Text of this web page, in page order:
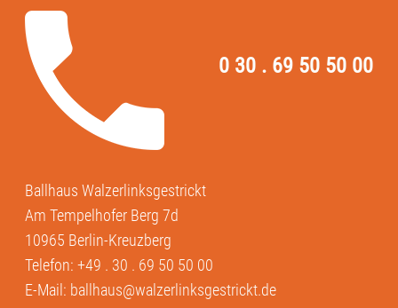
0 30 . 69 50 50 00
Ballhaus Walzerlinksgestrickt
Am Tempelhofer Berg 7d
10965 Berlin-Kreuzberg
Telefon:+49 . 30 . 69 50 50 00
E-Mail: ballhaus@walzerlinksgestrickt.de